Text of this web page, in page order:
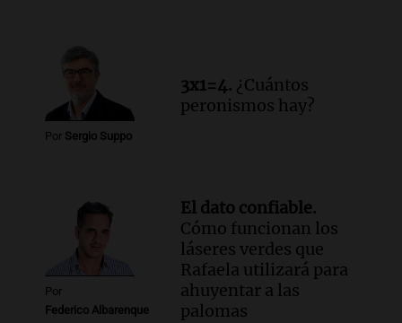
Por Sergio Suppo
3x1=4. ¿Cuántos
peronismos hay?
Por
Federico Albarenque
El dato confiable.
Cómo funcionan los
láseres verdes que
Rafaela utilizará para
ahuyentar a las
palomas